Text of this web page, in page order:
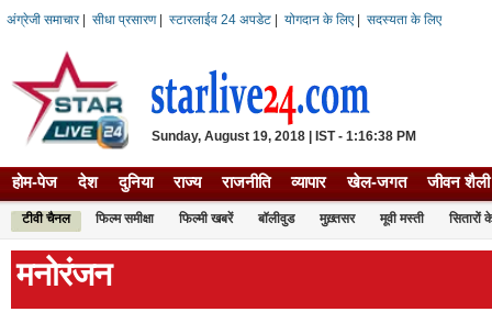
अंग्रेजी समाचार| सीधा प्रसारण| स्टारलाईव 24 अपडेट योगदान के लिए| सदस्यता के लिए
Sunday, August 19, 2018 | IST - 1:16:38 PM
होम-पेज देश दुनिया राज्य राजनीति व्यापार खेल-जगत जीवन शैली
टीवी चैनल फिल्म समीक्षा फिल्‍मी खबरें बॉलीवुड मुख़्तसर मूवी मस्ती सितारों
मनोरंजन